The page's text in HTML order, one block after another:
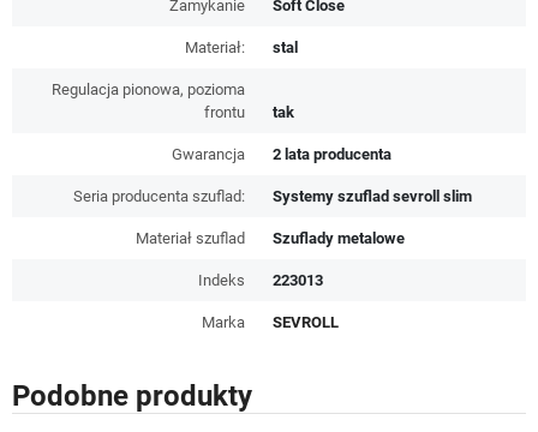
Zamykanie Soft Close
Materiał: stal
Regulacja pionowa, pozioma
frontu
tak
Gwarancja 2 lata producenta
Seria producenta szuflad: Systemy szuflad sevroll slim
Materiał szuflad Szuflady metalowe
Indeks 223013
Marka SEVROLL
Podobne produkty